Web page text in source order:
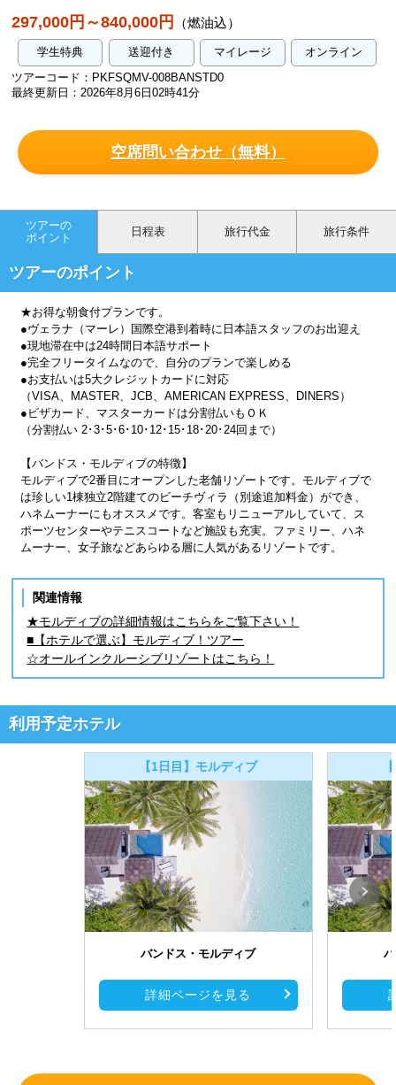
297,000円～840,000円 （燃油込）
学生特典 送迎付き マイレージ
オンライン
ツアーコード：PKFSQMV-008BANSTD0
最終更新日：2026年8月6日02時41分
空席問い合わせ（無料）
ツアーの
ポイント
日程表 旅行代金 旅行条件
ツアーのポイント
★お得な朝食付プランです。
●ヴェラナ（マーレ）国際空港到着時に日本語スタッフのお出迎え
●現地滞在中は24時間日本語サポート
●完全フリータイムなので、自分のプランで楽しめる
●お支払いは5大クレジットカードに対応
（VISA、MASTER、JCB、AMERICAN EXPRESS、DINERS）
●ビザカード、マスターカードは分割払いもＯＫ
（分割払い 2･3･5･6･10･12･15･18･20･24回まで）
【バンドス・モルディブの特徴】
モルディブで2番目にオープンした老舗リゾートです。モルディブで
は珍しい1棟独立2階建てのビーチヴィラ（別途追加料金）ができ、
ハネムーナーにもオススメです。客室もリニューアルしていて、ス
ポーツセンターやテニスコートなど施設も充実。ファミリー、ハネ
ムーナー、女子旅などあらゆる層に人気があるリゾートです。
関連情報
★モルディブの詳細情報はこちらをご覧下さい！
■【ホテルで選ぶ】モルディブ！ツアー
☆オールインクルーシブリゾートはこちら！
利用予定ホテル
【1日目】モルディブ
バンドス・モルディブ
詳細ページを見る